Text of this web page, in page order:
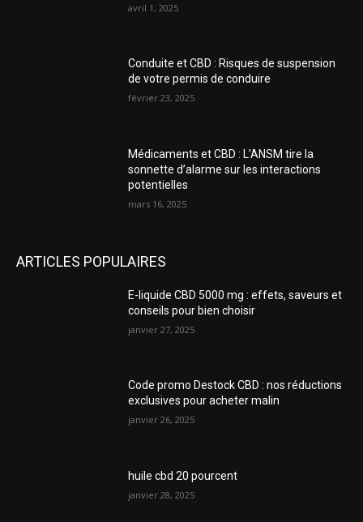
avril 1, 2025
Conduite et CBD : Risques de suspension
de votre permis de conduire
février 23, 2025
Médicaments et CBD : L’ANSM tire la
sonnette d’alarme sur les interactions
potentielles
mars 16, 2025
ARTICLES POPULAIRES
E-liquide CBD 5000 mg : effets, saveurs et
conseils pour bien choisir
janvier 27, 2025
Code promo Destock CBD : nos réductions
exclusives pour acheter malin
janvier 26, 2025
huile cbd 20 pourcent
janvier 28, 2025